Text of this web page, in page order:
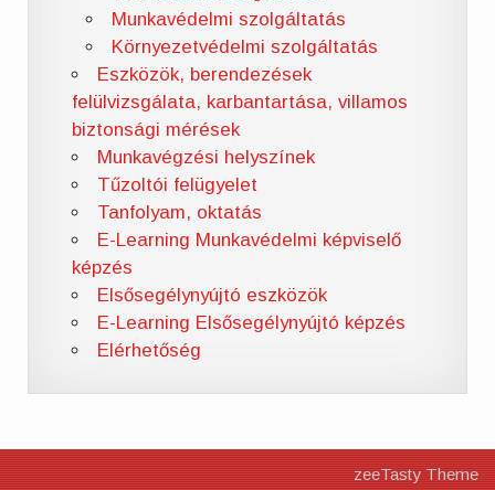
Munkavédelmi szolgáltatás
Környezetvédelmi szolgáltatás
Eszközök, berendezések
felülvizsgálata, karbantartása, villamos
biztonsági mérések
Munkavégzési helyszínek
Tűzoltói felügyelet
Tanfolyam, oktatás
E-Learning Munkavédelmi képviselő
képzés
Elsősegélynyújtó eszközök
E-Learning Elsősegélynyújtó képzés
Elérhetőség
zeeTasty Theme